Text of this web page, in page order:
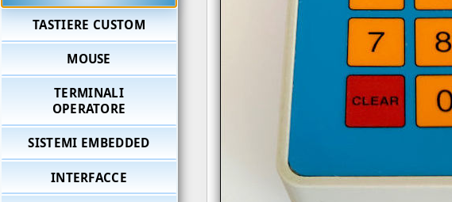
TASTIERE CUSTOM
MOUSE
TERMINALI
OPERATORE
SISTEMI EMBEDDED
INTERFACCE